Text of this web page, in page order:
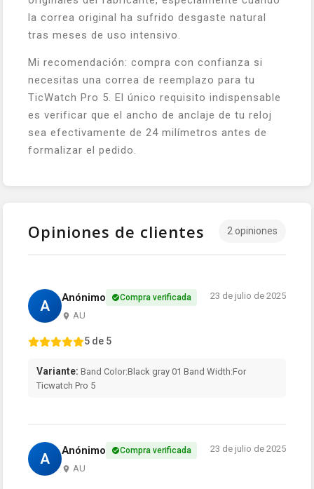
la correa original ha sufrido desgaste natural
tras meses de uso intensivo.
Mi recomendación: compra con confianza si
necesitas una correa de reemplazo para tu
TicWatch Pro 5. El único requisito indispensable
es verificar que el ancho de anclaje de tu reloj
sea efectivamente de 24 milímetros antes de
formalizar el pedido.
Opiniones de clientes 2 opiniones
A Anónimo Compra verificada
AU
23 de julio de 2025
5 de 5
Variante: Band Color:Black gray 01 Band Width:For
Ticwatch Pro 5
A Anónimo Compra verificada
AU
23 de julio de 2025